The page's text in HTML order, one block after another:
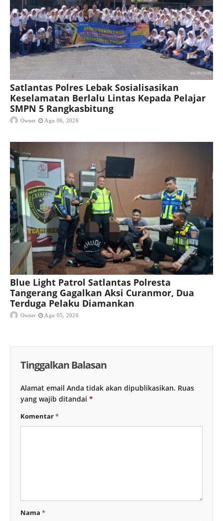
Satlantas Polres Lebak Sosialisasikan
Keselamatan Berlalu Lintas Kepada Pelajar
SMPN 5 Rangkasbitung
Owner Agu 06, 2026
Blue Light Patrol Satlantas Polresta
Tangerang Gagalkan Aksi Curanmor, Dua
Terduga Pelaku Diamankan
Owner Agu 05, 2026
Tinggalkan Balasan
Alamat email Anda tidak akan dipublikasikan. Ruas
yang wajib ditandai *
Komentar*
Nama *